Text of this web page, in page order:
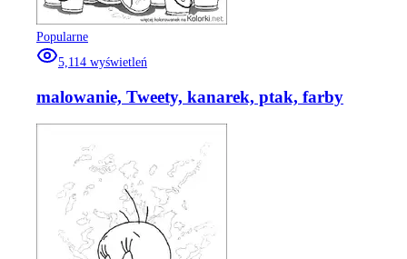
Popularne
5,114 wyświetleń
malowanie, Tweety, kanarek, ptak, farby